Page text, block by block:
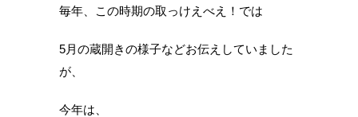
毎年、この時期の取っけえべえ！では
5月の蔵開きの様子などお伝えしていました
が、
今年は、